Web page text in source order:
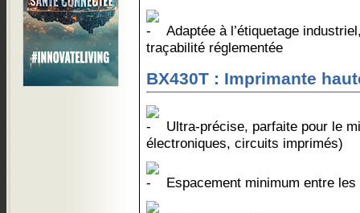
Adaptée à l’étiquetage
traçabilité réglementée
BX430T : Imprimante
Ultra-précise, parfaite pour le
électroniques, circuits imprimés)
Espacement minimum entre